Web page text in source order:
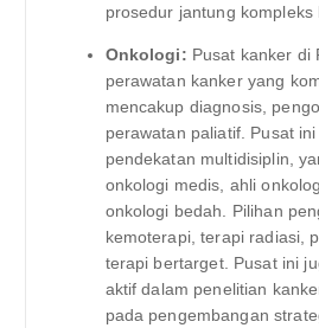
prosedur jantung kompleks
Onkologi: Pusat kanker di
perawatan kanker yang
mencakup diagnosis,
perawatan paliatif. Pusat
pendekatan multidisiplin,
onkologi medis, ahli
onkologi bedah. Pilihan
kemoterapi, terapi radiasi,
terapi bertarget. Pusat ini
aktif dalam penelitian
pada pengembangan